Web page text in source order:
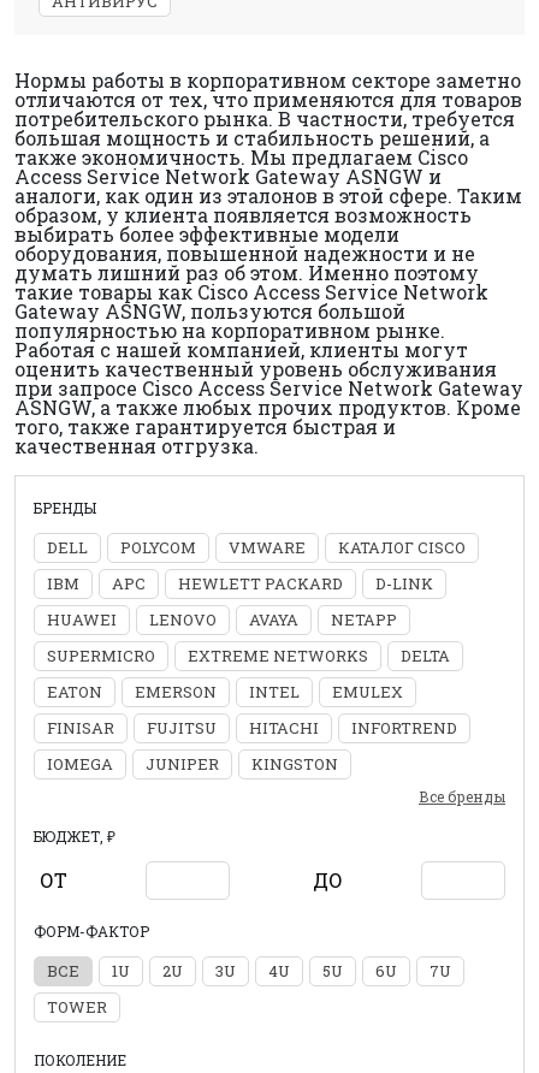
Нормы работы в корпоративном секторе заметно
отличаются от тех, что применяются для товаров
потребительского рынка. В частности, требуется
большая мощность и стабильность решений, а
также экономичность. Мы предлагаем Cisco
Access Service Network Gateway ASNGW и
аналоги, как один из эталонов в этой сфере. Таким
образом, у клиента появляется возможность
выбирать более эффективные модели
оборудования, повышенной надежности и не
думать лишний раз об этом. Именно поэтому
такие товары как Cisco Access Service Network
Gateway ASNGW, пользуются большой
популярностью на корпоративном рынке.
Работая с нашей компанией, клиенты могут
оценить качественный уровень обслуживания
при запросе Cisco Access Service Network Gateway
ASNGW, а также любых прочих продуктов. Кроме
того, также гарантируется быстрая и
качественная отгрузка.
БРЕНДЫ
DELL POLYCOM VMWARE
КАТАЛОГ CISCO
IBM
APC HEWLETT PACKARD
D-LINK
HUAWEI
LENOVO AVAYA
NETAPP
SUPERMICRO
EXTREME NETWORKS
DELTA
EATON
EMERSON INTEL
EMULEX
FINISAR
FUJITSU HITACHI
INFORTREND
IOMEGA
JUNIPER KINGSTON
Все бренды
БЮДЖЕТ, ₽
ОТ ДО
ФОРМ-ФАКТОР
ВСЕ 1U 2U 3U 4U 5U 6U
7U
TOWER
ПОКОЛЕНИЕ